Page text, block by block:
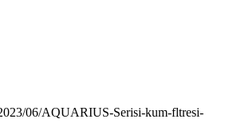
06/AQUARIUS-Serisi-kum-fltresi-